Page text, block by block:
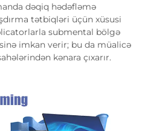
dəqiq hədəfləmə
tətbiqləri üçün xüsusi
submental bölgə
imkan verir; bu da müalicə
kənara çıxarır.